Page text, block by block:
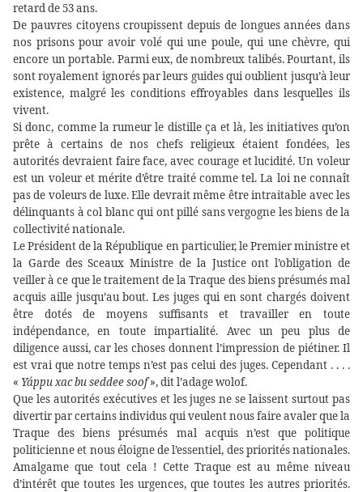
retard de 53 ans.
De pauvres citoyens croupissent depuis de longues années dans
nos prisons pour avoir volé qui une poule, qui une chèvre, qui
encore un portable. Parmi eux, de nombreux talibés. Pourtant, ils
sont royalement ignorés par leurs guides qui oublient jusqu’à leur
existence, malgré les conditions effroyables dans lesquelles ils
vivent.
Si donc, comme la rumeur le distille ça et là, les initiatives qu’on
prête à certains de nos chefs religieux étaient fondées, les
autorités devraient faire face, avec courage et lucidité. Un voleur
est un voleur et mérite d’être traité comme tel. La loi ne connaît
pas de voleurs de luxe. Elle devrait même être intraitable avec les
délinquants à col blanc qui ont pillé sans vergogne les biens de la
collectivité nationale.
Le Président de la République en particulier, le Premier ministre et
la Garde des Sceaux Ministre de la Justice ont l’obligation de
veiller à ce que le traitement de la Traque des biens présumés mal
acquis aille jusqu’au bout. Les juges qui en sont chargés doivent
être dotés de moyens suffisants et travailler en toute
indépendance, en toute impartialité. Avec un peu plus de
diligence aussi, car les choses donnent l’impression de piétiner. Il
est vrai que notre temps n’est pas celui des juges. Cependant . . . .
« Yáppu xac bu seddee soof», dit l’adage wolof.
Que les autorités exécutives et les juges ne se laissent surtout pas
divertir par certains individus qui veulent nous faire avaler que la
Traque des biens présumés mal acquis n’est que politique
politicienne et nous éloigne de l’essentiel, des priorités nationales.
Amalgame que tout cela ! Cette Traque est au même niveau
d’intérêt que toutes les urgences, que toutes les autres priorités.